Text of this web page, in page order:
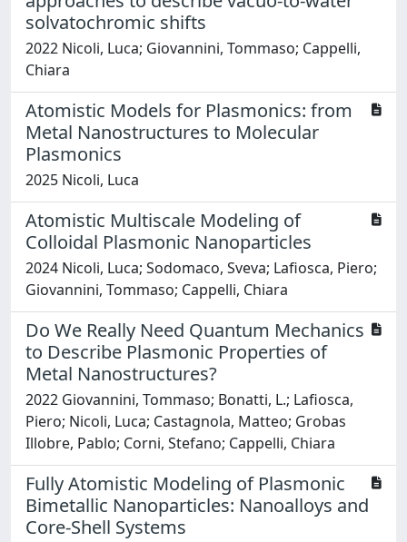
solvatochromic shifts
2022 Nicoli, Luca; Giovannini, Tommaso; Cappelli,
Chiara
Atomistic Models for Plasmonics: from
Metal Nanostructures to Molecular
Plasmonics
2025 Nicoli, Luca
Atomistic Multiscale Modeling of
Colloidal Plasmonic Nanoparticles
2024 Nicoli, Luca; Sodomaco, Sveva; Lafiosca, Piero;
Giovannini, Tommaso; Cappelli, Chiara
Do We Really Need Quantum Mechanics
to Describe Plasmonic Properties of
Metal Nanostructures?
2022 Giovannini, Tommaso; Bonatti, L.; Lafiosca,
Piero; Nicoli, Luca; Castagnola, Matteo; Grobas
Illobre, Pablo; Corni, Stefano; Cappelli, Chiara
Fully Atomistic Modeling of Plasmonic
Bimetallic Nanoparticles: Nanoalloys and
Core-Shell Systems